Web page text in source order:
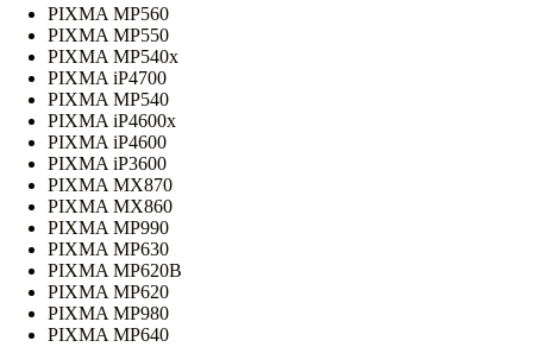
PIXMA MP560
PIXMA MP550
PIXMA MP540x
PIXMA iP4700
PIXMA MP540
PIXMA iP4600x
PIXMA iP4600
PIXMA iP3600
PIXMA MX870
PIXMA MX860
PIXMA MP990
PIXMA MP630
PIXMA MP620B
PIXMA MP620
PIXMA MP980
PIXMA MP640